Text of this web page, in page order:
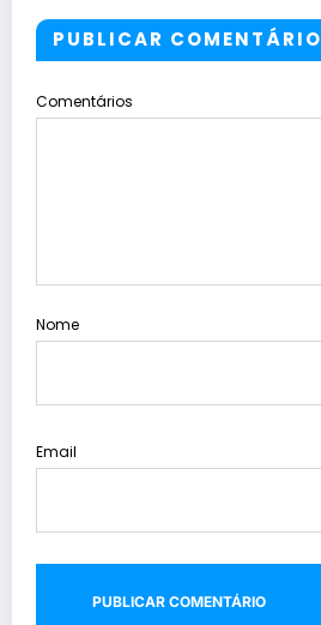
PUBLICAR COMENTÁRIO
Comentários
Nome
Email